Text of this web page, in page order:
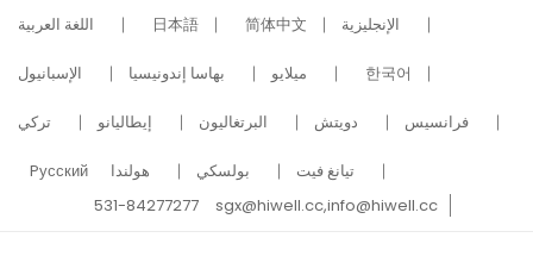
الإنجليزية 简体中文
日本語 اللغة العربية
한국어 ميلايو بهاسا إندونيسيا الإسبانيول
فرانسيس دويتش البرتغاليون إيطاليانو تركي
تيانغ فيت بولسكي هولندا
Pусский
sgx@hiwell.cc,info@hiwell.cc
531-84277277